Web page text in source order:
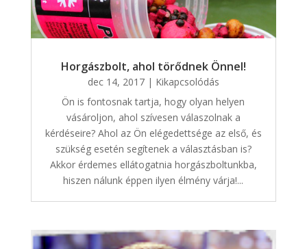
Horgászbolt, ahol törődnek Önnel!
dec 14, 2017| Kikapcsolódás
Ön is fontosnak tartja, hogy olyan helyen
vásároljon, ahol szívesen válaszolnak a
kérdéseire? Ahol az Ön elégedettsége az első, és
szükség esetén segítenek a választásban is?
Akkor érdemes ellátogatnia horgászboltunkba,
hiszen nálunk éppen ilyen élmény várja!...